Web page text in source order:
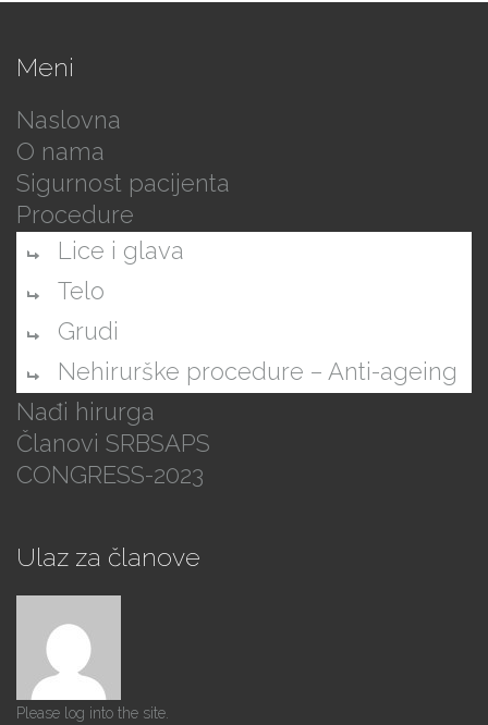
Meni
Naslovna
O nama
Sigurnost pacijenta
Procedure
Lice i glava
Telo
Grudi
Nehirurške procedure – Anti-ageing
Nađi hirurga
Članovi SRBSAPS
CONGRESS-2023
Ulaz za članove
Please log into the site.